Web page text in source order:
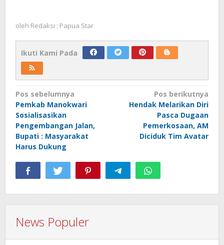
oleh Redaksi : Papua Star
Ikuti Kami Pada
Navigasi
pos
Pos sebelumnya
Pemkab Manokwari
Sosialisasikan
Pengembangan Jalan,
Bupati : Masyarakat
Harus Dukung
Pos berikutnya
Hendak Melarikan Diri
Pasca Dugaan
Pemerkosaan, AM
Diciduk Tim Avatar
News Populer